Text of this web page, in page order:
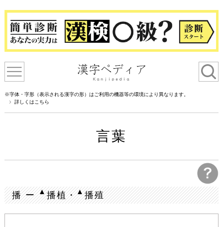
※字体・字形（表示される漢字の形）はご利用の機器等の環境により異なります。
詳しくはこちら
言葉
播 ー▲播植・▲播殖